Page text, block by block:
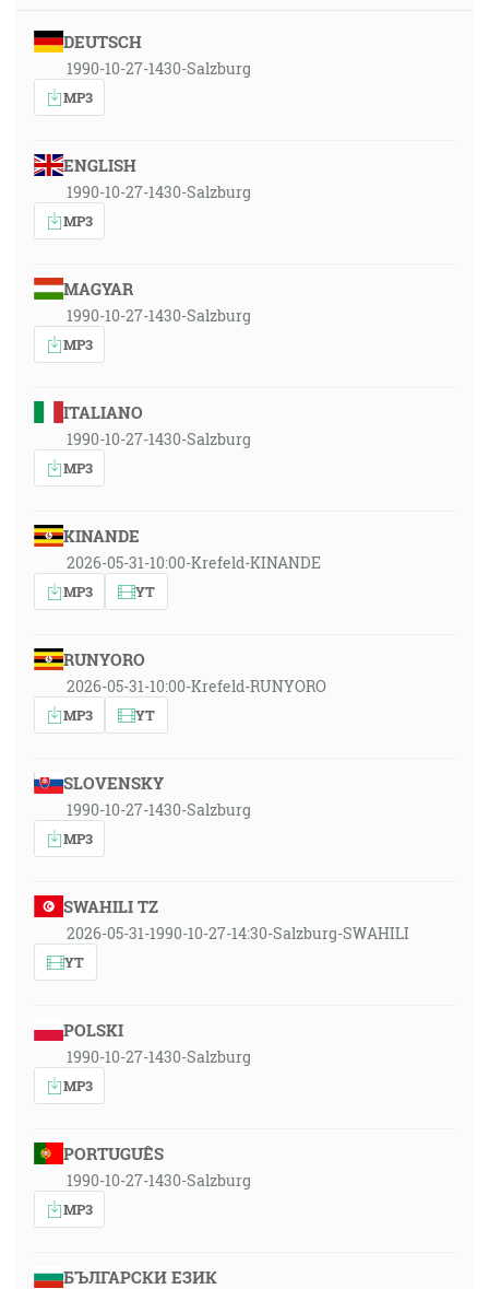
DEUTSCH
1990-10-27-1430-Salzburg
MP3
ENGLISH
1990-10-27-1430-Salzburg
MP3
MAGYAR
1990-10-27-1430-Salzburg
MP3
ITALIANO
1990-10-27-1430-Salzburg
MP3
KINANDE
2026-05-31-10:00-Krefeld-KINANDE
MP3 YT
RUNYORO
2026-05-31-10:00-Krefeld-RUNYORO
MP3 YT
SLOVENSKY
1990-10-27-1430-Salzburg
MP3
SWAHILI TZ
2026-05-31-1990-10-27-14:30-Salzburg-SWAHILI
YT
POLSKI
1990-10-27-1430-Salzburg
MP3
PORTUGUÊS
1990-10-27-1430-Salzburg
MP3
БЪЛГАРСКИ ЕЗИК